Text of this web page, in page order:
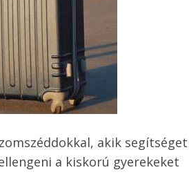
akik segítséget
a kiskorú gyerekeket